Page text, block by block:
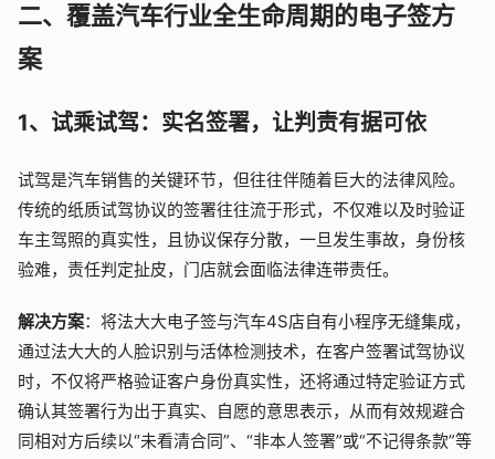
二、覆盖汽车行业全生命周期的电子签方
案
1、试乘试驾：实名签署，让判责有据可依
试驾是汽车销售的关键环节，但往往伴随着巨大的法律风险。
传统的纸质试驾协议的签署往往流于形式，不仅难以及时验证
车主驾照的真实性，且协议保存分散，一旦发生事故，身份核
验难，责任判定扯皮，门店就会面临法律连带责任。
解决方案：将法大大电子签与汽车4S店自有小程序无缝集成，
通过法大大的人脸识别与活体检测技术，在客户签署试驾协议
时，不仅将严格验证客户身份真实性，还将通过特定验证方式
确认其签署行为出于真实、自愿的意思表示，从而有效规避合
同相对方后续以“未看清合同”、“非本人签署”或“不记得条款”等